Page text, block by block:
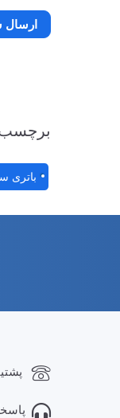
ارسال
باتری